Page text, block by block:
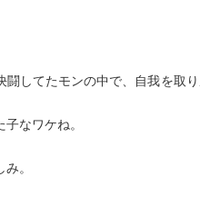
してたモンの中で、自我を取
なワケね。
。